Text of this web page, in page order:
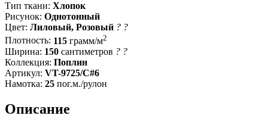
Тип ткани: Хлопок
Рисунок: Однотонный
Цвет: Лиловый, Розовый ? ?
Плотность: 115 грамм/м2
Ширина: 150 сантиметров ? ?
Коллекция: Поплин
Артикул: VT-9725/C#6
Намотка: 25 пог.м./рулон
Описание